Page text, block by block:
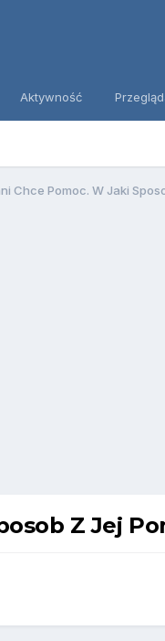
Aktywność
Chce Pomoc. W Jaki
Z Jej